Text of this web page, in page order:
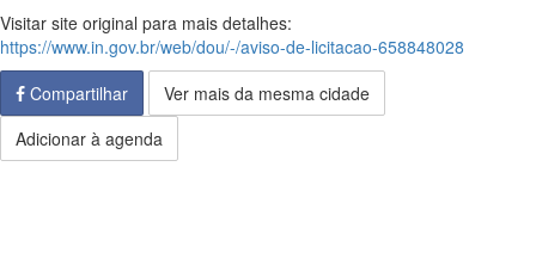
Visitar site original para mais detalhes:
https://www.in.gov.br/web/dou/-/aviso-de-licitacao-658848028
Compartilhar
Ver mais da mesma cidade
Adicionar à agenda